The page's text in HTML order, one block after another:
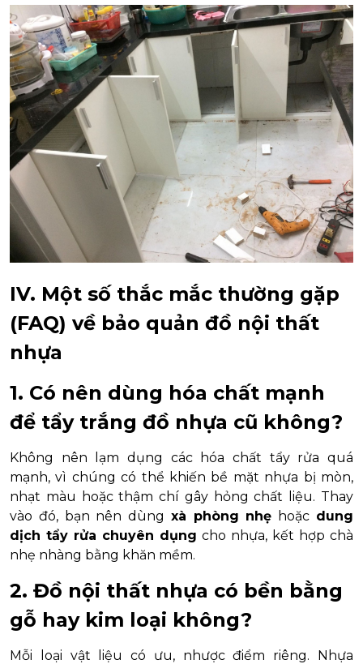
IV. Một số thắc mắc thường gặp
(FAQ) về bảo quản đồ nội thất
nhựa
1. Có nên dùng hóa chất mạnh
để tẩy trắng đồ nhựa cũ không?
Không nên lạm dụng các hóa chất tẩy rửa quá
mạnh, vì chúng có thể khiến bề mặt nhựa bị mòn,
nhạt màu hoặc thậm chí gây hỏng chất liệu. Thay
vào đó, bạn nên dùng xà phòng nhẹ hoặc dung
dịch tẩy rửa chuyên dụng cho nhựa, kết hợp chà
nhẹ nhàng bằng khăn mềm.
2. Đồ nội thất nhựa có bền bằng
gỗ hay kim loại không?
Mỗi loại vật liệu có ưu, nhược điểm riêng. Nhựa